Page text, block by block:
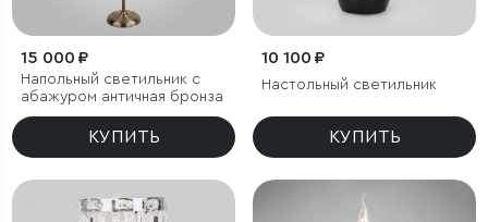
15 000 ₽
Напольный светильник с
абажуром античная бронза
КУПИТЬ
10 100 ₽
Настольный светильник
КУПИТЬ